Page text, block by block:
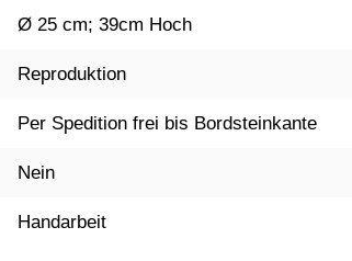
Ø 25 cm; 39cm Hoch
Reproduktion
Per Spedition frei bis Bordsteinkante
Nein
Handarbeit